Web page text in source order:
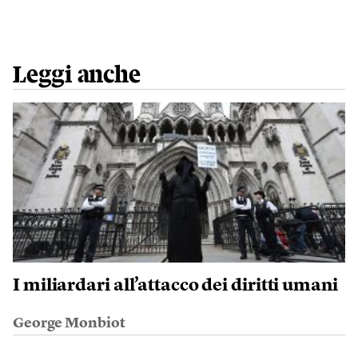
Leggi anche
I miliardari all’attacco dei diritti umani
George Monbiot